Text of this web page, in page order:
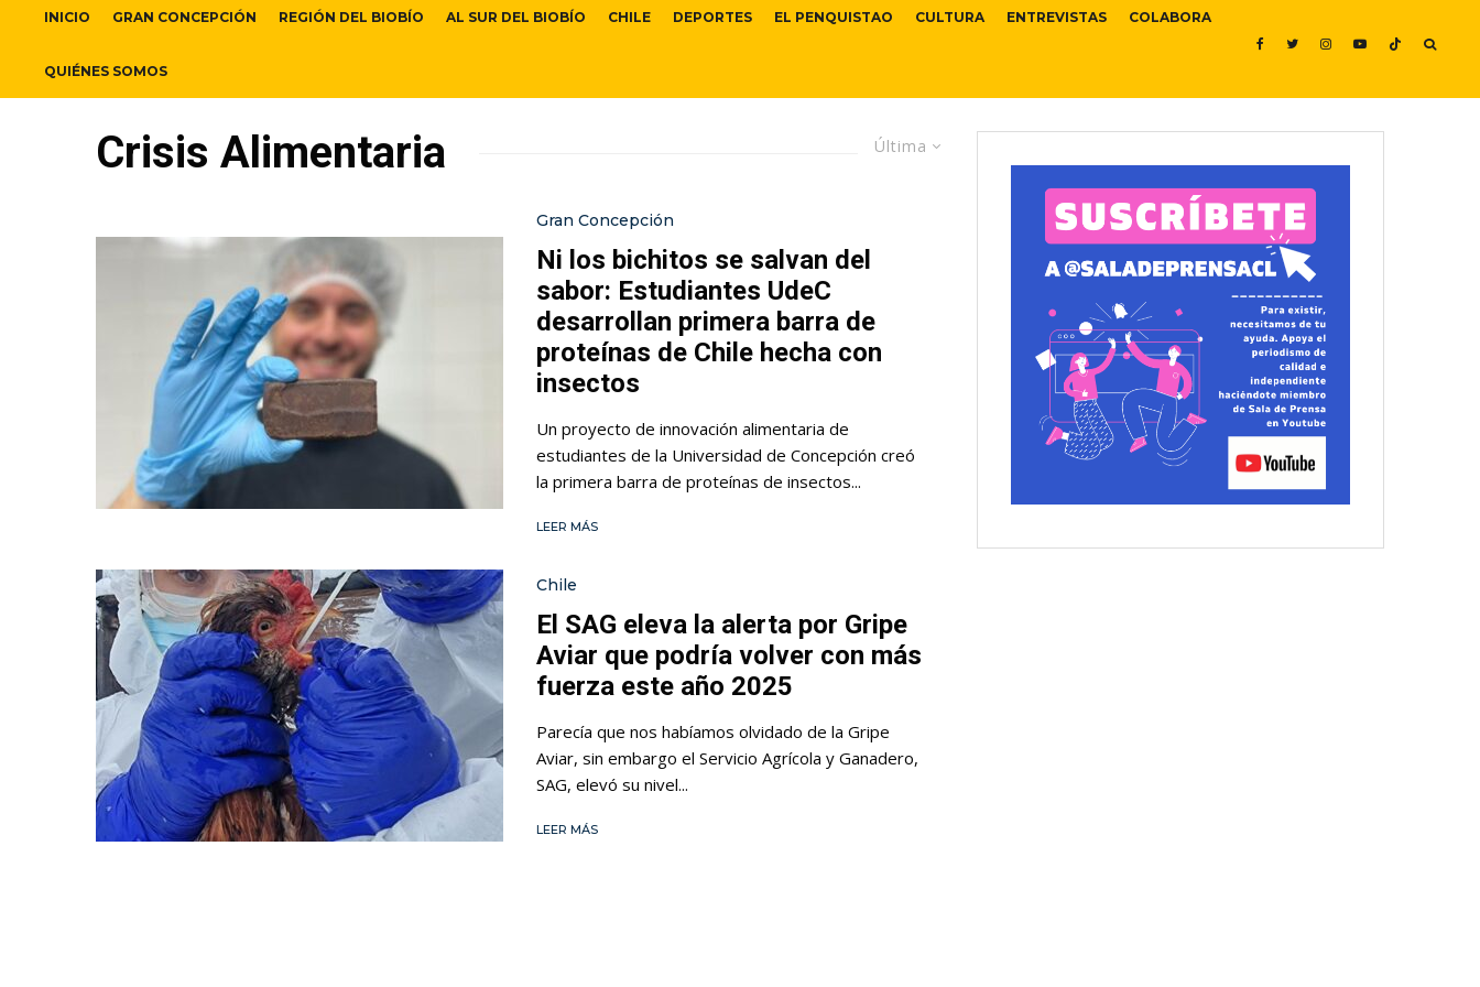
INICIO GRAN CONCEPCIÓN REGIÓN DEL BIOBÍO AL SUR DEL BIOBÍO CHILE DEPORTES EL PENQUISTAO CULTURA ENTREVISTAS COLABORA
QUIÉNES SOMOS
Última
Crisis Alimentaria
Gran Concepción
Ni los bichitos se salvan del
sabor: Estudiantes UdeC
desarrollan primera barra de
proteínas de Chile hecha con
insectos
Un proyecto de innovación alimentaria de
estudiantes de la Universidad de Concepción creó
la primera barra de proteínas de insectos...
LEER MÁS
Chile
El SAG eleva la alerta por Gripe
Aviar que podría volver con más
fuerza este año 2025
Parecía que nos habíamos olvidado de la Gripe
Aviar, sin embargo el Servicio Agrícola y Ganadero,
SAG, elevó su nivel...
LEER MÁS